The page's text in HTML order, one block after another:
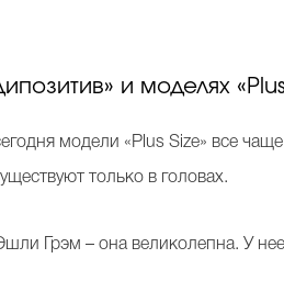
и моделях «Plus
модели «Plus Size» все
только в головах.
Грэм – она великолепна. У